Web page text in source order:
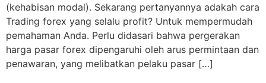
(kehabisan modal). Sekarang pertanyannya adakah cara
Trading forex yang selalu profit? Untuk mempermudah
pemahaman Anda. Perlu didasari bahwa pergerakan
harga pasar forex dipengaruhi oleh arus permintaan dan
penawaran, yang melibatkan pelaku pasar […]